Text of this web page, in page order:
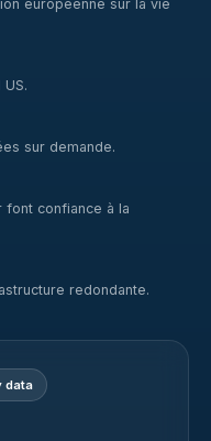
européenne sur la vie
sur demande.
font confiance à la
redondante.
data